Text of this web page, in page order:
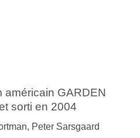
américain GARDEN
sorti en 2004
, Peter Sarsgaard